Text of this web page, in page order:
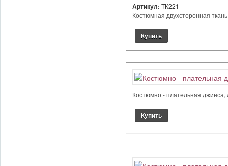
Артикул: ТК221
Костюмная двухсторонная
Костюмно - плательная джинса,